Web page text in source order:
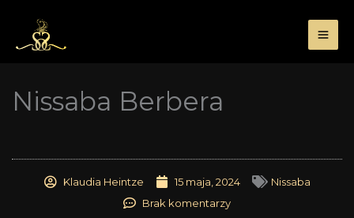
treści
Nissaba Berbera
Klaudia Heintze 15 maja, 2024
Nissaba
Brak komentarzy